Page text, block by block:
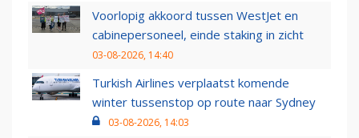
Voorlopig akkoord tussen WestJet en
cabinepersoneel, einde staking in zicht
03-08-2026, 14:40
Turkish Airlines verplaatst komende
winter tussenstop op route naar Sydney
03-08-2026, 14:03